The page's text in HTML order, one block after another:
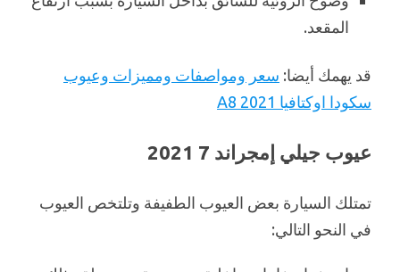
المقعد.
قد يهمك أيضا: سعر ومواصفات ومميزات وعيوب
سكودا اوكتافيا A8 2021
عيوب جيلي إمجراند 7 2021
تمتلك السيارة بعض العيوب الطفيفة وتلتخص العيوب
في النحو التالي: